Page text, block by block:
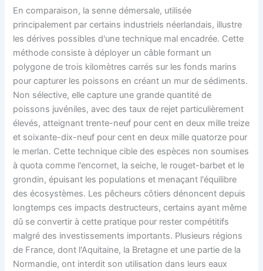
En comparaison, la senne démersale, utilisée
principalement par certains industriels néerlandais, illustre
les dérives possibles d'une technique mal encadrée. Cette
méthode consiste à déployer un câble formant un
polygone de trois kilomètres carrés sur les fonds marins
pour capturer les poissons en créant un mur de sédiments.
Non sélective, elle capture une grande quantité de
poissons juvéniles, avec des taux de rejet particulièrement
élevés, atteignant trente-neuf pour cent en deux mille treize
et soixante-dix-neuf pour cent en deux mille quatorze pour
le merlan. Cette technique cible des espèces non soumises
à quota comme l'encornet, la seiche, le rouget-barbet et le
grondin, épuisant les populations et menaçant l'équilibre
des écosystèmes. Les pêcheurs côtiers dénoncent depuis
longtemps ces impacts destructeurs, certains ayant même
dû se convertir à cette pratique pour rester compétitifs
malgré des investissements importants. Plusieurs régions
de France, dont l'Aquitaine, la Bretagne et une partie de la
Normandie, ont interdit son utilisation dans leurs eaux